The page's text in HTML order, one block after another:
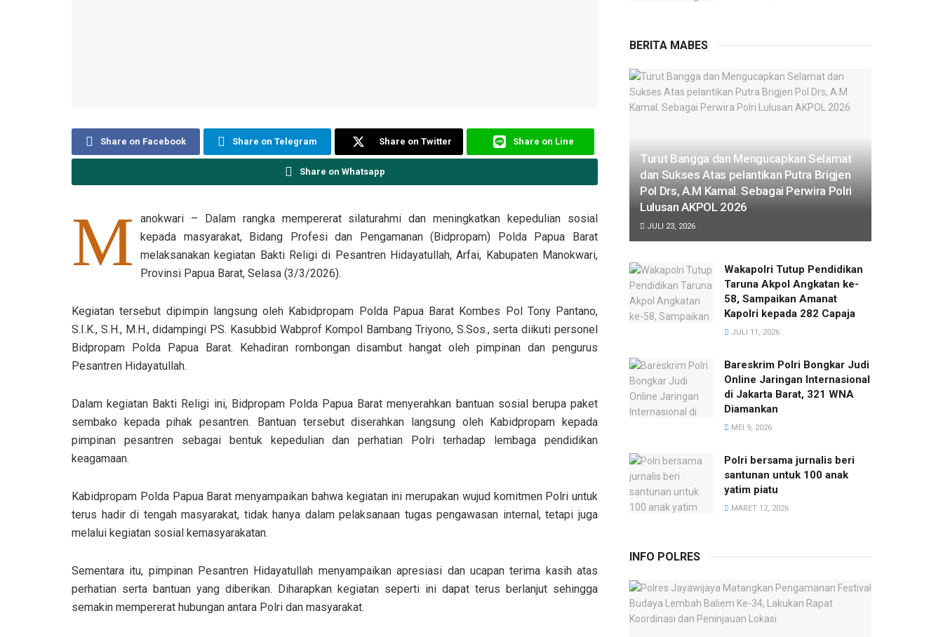
Share on Facebook Share on Telegram Share on Twitter Share on Line
Share on Whatsapp
M
anokwari – Dalam rangka mempererat silaturahmi dan meningkatkan kepedulian sosial
kepada masyarakat, Bidang Profesi dan Pengamanan (Bidpropam) Polda Papua Barat
melaksanakan kegiatan Bakti Religi di Pesantren Hidayatullah, Arfai, Kabupaten Manokwari,
Provinsi Papua Barat, Selasa (3/3/2026).
Kegiatan tersebut dipimpin langsung oleh Kabidpropam Polda Papua Barat Kombes Pol Tony Pantano,
S.I.K., S.H., M.H., didampingi PS. Kasubbid Wabprof Kompol Bambang Triyono, S.Sos., serta diikuti personel
Bidpropam Polda Papua Barat. Kehadiran rombongan disambut hangat oleh pimpinan dan pengurus
Pesantren Hidayatullah.
Dalam kegiatan Bakti Religi ini, Bidpropam Polda Papua Barat menyerahkan bantuan sosial berupa paket
sembako kepada pihak pesantren. Bantuan tersebut diserahkan langsung oleh Kabidpropam kepada
pimpinan pesantren sebagai bentuk kepedulian dan perhatian Polri terhadap lembaga pendidikan
keagamaan.
Kabidpropam Polda Papua Barat menyampaikan bahwa kegiatan ini merupakan wujud komitmen Polri untuk
terus hadir di tengah masyarakat, tidak hanya dalam pelaksanaan tugas pengawasan internal, tetapi juga
melalui kegiatan sosial kemasyarakatan.
Sementara itu, pimpinan Pesantren Hidayatullah menyampaikan apresiasi dan ucapan terima kasih atas
perhatian serta bantuan yang diberikan. Diharapkan kegiatan seperti ini dapat terus berlanjut sehingga
semakin mempererat hubungan antara Polri dan masyarakat.
BERITA MABES
Turut Bangga dan Mengucapkan Selamat
dan Sukses Atas pelantikan Putra Brigjen
Pol Drs, A.M Kamal. Sebagai Perwira Polri
Lulusan AKPOL 2026
JULI 23, 2026
Wakapolri Tutup Pendidikan
Taruna Akpol Angkatan ke-
58, Sampaikan Amanat
Kapolri kepada 282 Capaja
JULI 11, 2026
Bareskrim Polri Bongkar Judi
Online Jaringan Internasional
di Jakarta Barat, 321 WNA
Diamankan
MEI 9, 2026
Polri bersama jurnalis beri
santunan untuk 100 anak
yatim piatu
MARET 12, 2026
INFO POLRES